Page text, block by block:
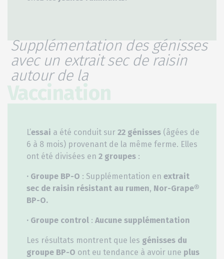
Supplémentation des génisses
avec un extrait sec de raisin
autour de la
Vaccination
L’essai a été conduit sur 22 génisses (âgées de
6 à 8 mois) provenant de la même ferme. Elles
ont été divisées en 2 groupes :
· Groupe BP-O : Supplémentation en extrait
sec de raisin résistant au rumen, Nor-Grape®
BP-O.
· Groupe control : Aucune supplémentation
Les résultats montrent que les génisses du
groupe BP-O ont eu tendance à avoir une plus